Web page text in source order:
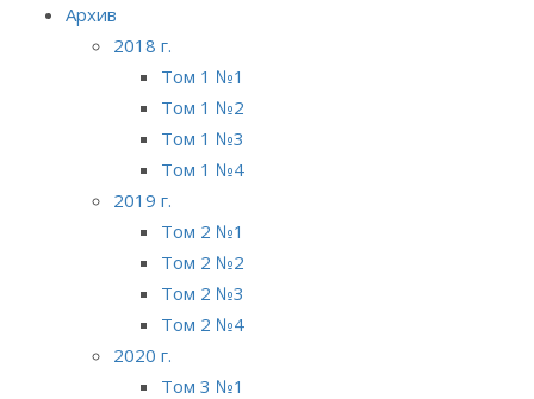
Архив
2018 г.
Том 1 №1
Том 1 №2
Том 1 №3
Том 1 №4
2019 г.
Том 2 №1
Том 2 №2
Том 2 №3
Том 2 №4
2020 г.
Том 3 №1